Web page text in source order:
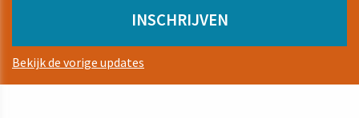
Bekijk de vorige updates